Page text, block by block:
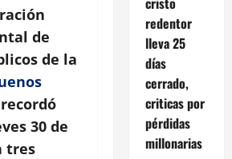
de
de la
30 de
tres
redentor
lleva 25
días
cerrado,
criticas por
pérdidas
millonarias